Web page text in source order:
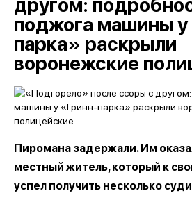
поджога машины
парка» раскрыли
воронежские
Пиромана задержали. Им
местный житель, который к
успел получить несколько